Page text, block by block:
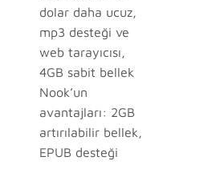
dolar daha ucuz,
mp3 desteği ve
web tarayıcısı,
4GB sabit bellek
Nook’un
avantajları: 2GB
artırılabilir bellek,
EPUB desteği